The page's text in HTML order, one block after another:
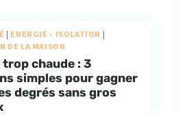
| ENERGIE - ISOLATION |
DE LA MAISON
trop chaude : 3
simples pour gagner
degrés sans gros